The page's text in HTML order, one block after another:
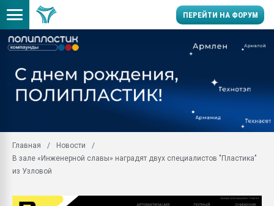
ПЕРЕЙТИ НА ФОРУМ
заводу пластмасс"
Главная
Новости
В зале «Инженерной славы» наградят двух специалистов "Пластика"
из Узловой